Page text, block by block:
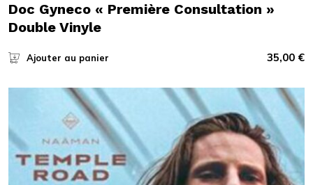
Doc Gyneco « Première Consultation »
Double Vinyle
Ajouter au panier 35,00 €